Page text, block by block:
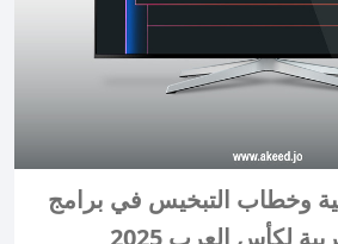
وخطاب التبخيس في برامج
لكأس العرب 2025